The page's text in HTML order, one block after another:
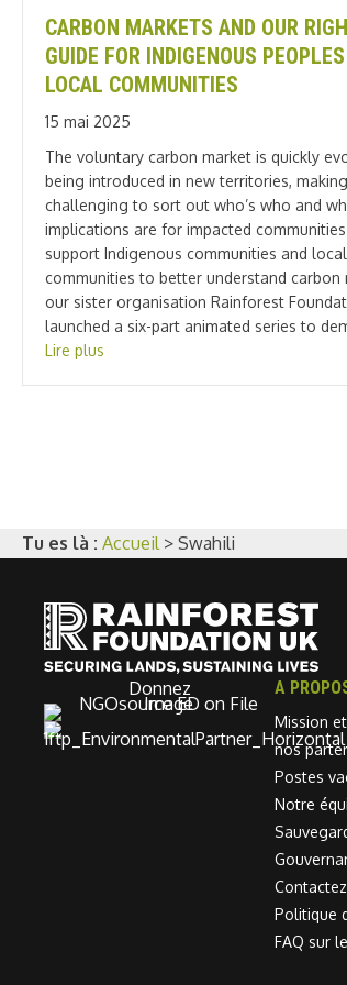
CARBON MARKETS AND OUR
GUIDE FOR INDIGENOUS
LOCAL COMMUNITIES
15 mai 2025
The voluntary carbon market is quickly
being introduced in new territories,
challenging to sort out who’s who and
implications are for impacted
support Indigenous communities and local
communities to better understand carbon
our sister organisation Rainforest
launched a six-part animated series to
Lire plus
Tu es là : Accueil > Swahili
Donnez A
Mission
nos
Postes
Notre
Contactez
Politique
FAQ sur